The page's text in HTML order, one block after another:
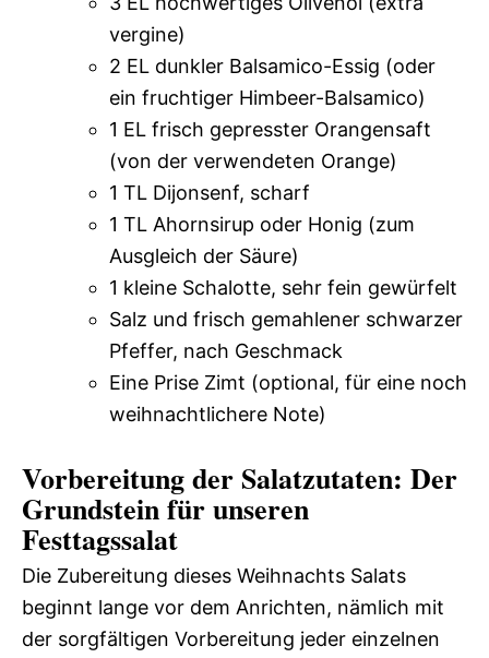
vergine)
2 EL dunkler Balsamico-Essig (oder
ein fruchtiger Himbeer-Balsamico)
1 EL frisch gepresster Orangensaft
(von der verwendeten Orange)
1 TL Dijonsenf, scharf
1 TL Ahornsirup oder Honig (zum
Ausgleich der Säure)
1 kleine Schalotte, sehr fein gewürfelt
Salz und frisch gemahlener schwarzer
Pfeffer, nach Geschmack
Eine Prise Zimt (optional, für eine noch
weihnachtlichere Note)
Vorbereitung der Salatzutaten: Der
Grundstein für unseren
Festtagssalat
Die Zubereitung dieses Weihnachts Salats
beginnt lange vor dem Anrichten, nämlich mit
der sorgfältigen Vorbereitung jeder einzelnen